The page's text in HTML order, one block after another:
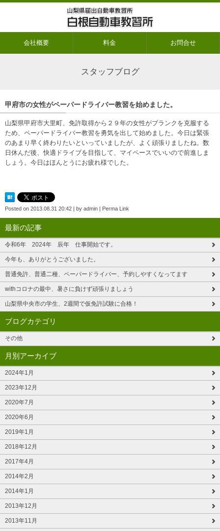
会社概要 料金 お問合せ
スタッフブログ
甲府市の女性がペーパードライバー教習を始めました。
山梨県甲府市大里町、免許取得から２９年の女性がブランクを克服する
ため、ペーパードライバー教習を勇気を出して始めました。今日は緊張
のあまり早く終わりたいといっていましたが、よく頑張りましたね。数
日休んだ後、快適ドライブを目指して、マイペースでいいので前進しま
しょう。今日はほんとうにお疲れ様でした。
Posted on 2013.08.31 20:42 | by admin | Perma Link
最新の記事
令和6年 2024年 辰年 仕事開始です。
今年も、ありがとうございました。
普通免許、普通二種、ペーパードライバー、予約しやすくなってます
withコロナの最中、暑さに負けず頑張りましょう
山梨県中央市の学生、2週間で仮免許試験に合格！
ブログカテゴリ
その他
月別アーカイブ
2024年1月
2023年12月
2020年7月
2020年6月
2019年1月
2018年12月
2017年4月
2014年2月
2014年1月
2013年12月
2013年11月